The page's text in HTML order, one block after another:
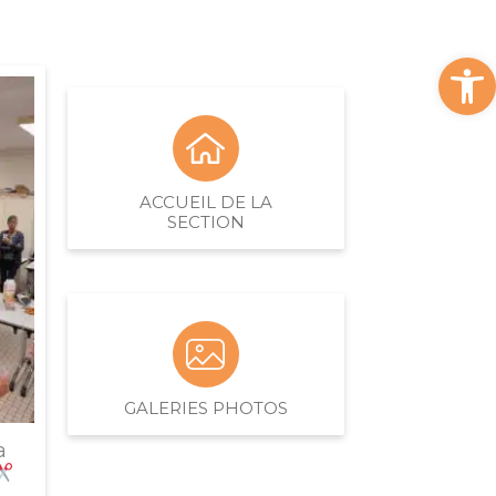
ACCUEIL DE LA
SECTION
GALERIES PHOTOS